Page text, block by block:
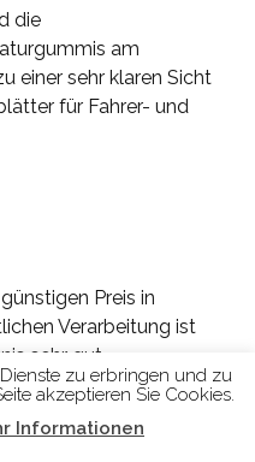
die
am
einer sehr klaren Sicht
für Fahrer- und
Preis in
Verarbeitung ist
sehr gut.
um ein
für VW Polo
zu erbringen und zu
akzeptieren Sie Cookies.
Informationen